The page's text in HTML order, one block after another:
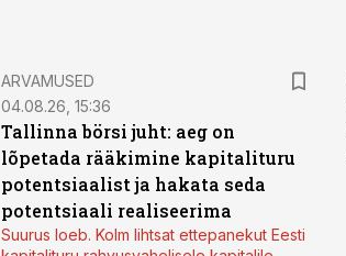
ARVAMUSED
04.08.26, 15:36
Tallinna börsi juht: aeg on
lõpetada rääkimine kapitalituru
potentsiaalist ja hakata seda
potentsiaali realiseerima
Suurus loeb. Kolm lihtsat ettepanekut Eesti